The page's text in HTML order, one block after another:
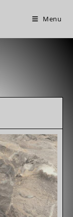
Menu